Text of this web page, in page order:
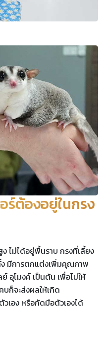
ร์ต้องอยู่ในกรง
ไม่ได้อยู่พื้นราบ กรงที่เลี้ยง
มีการตกแต่งเพิ่มคุณภาพ
อุโมงค์ เป็นต้น เพื่อไม่ให้
ก็จะส่งผลให้เกิด
เอง หรือกัดมือตัวเองได้